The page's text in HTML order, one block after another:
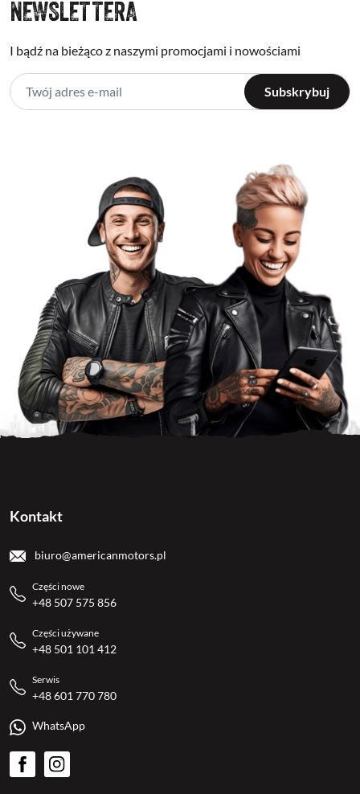
NEWSLETTERA
I bądź na bieżąco z naszymi promocjami i nowościami
Kontakt
biuro@americanmotors.pl
Części nowe
+48 507 575 856
Części używane
+48 501 101 412
Serwis
+48 601 770 780
WhatsApp